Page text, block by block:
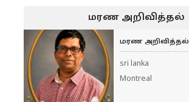
மரண அறிவித்தல்
மரண அறிவித்தல்
sri lanka
Montreal